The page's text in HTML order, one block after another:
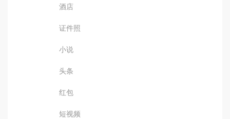
酒店
证件照
小说
头条
红包
短视频